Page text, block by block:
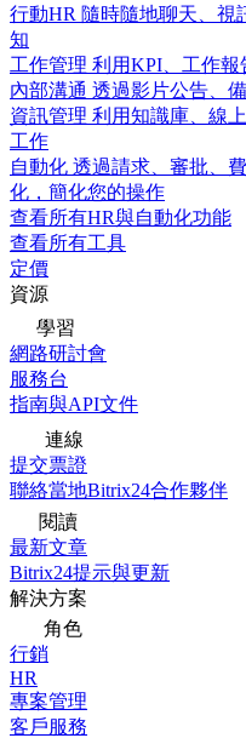
行動HR 隨時隨地聊天、視
知
工作管理 利用KPI、工作報
內部溝通 透過影片公告、
資訊管理 利用知識庫、線
工作
自動化 透過請求、審批、
化，簡化您的操作
查看所有HR與自動化功能
查看所有工具
定價
資源
學習
網路研討會
服務台
指南與API文件
連線
提交票證
聯絡當地Bitrix24合作夥伴
閱讀
最新文章
Bitrix24提示與更新
解決方案
角色
行銷
HR
專案管理
客戶服務